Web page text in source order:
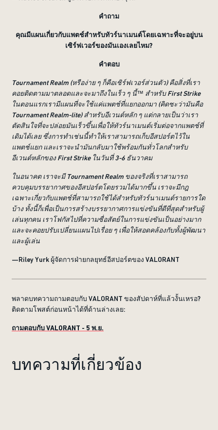
คำถาม
คุณมีแผนเกี่ยวกับแพตช์สำหรับทัวร์นาเมนต์โดยเฉพาะที่จะอยู่บน
เซิร์ฟเวอร์ของมันเองเลยไหม?
คำตอบ
Tournament Realm (หรือง่าย ๆ ก็คือเซิร์ฟเวอร์ส่วนตัว) คือสิ่งที่เรา
คอยติดตามมาตลอดและจะมาถึงในเร็ว ๆ นี้™ สำหรับ First Strike
ในตอนแรกเรามีแผนที่จะใช้แค่แพตช์ที่แยกออกมา (คิดซะว่ามันคือ
Tournament Realm-lite) สำหรับอีเวนต์หลัก ๆ แต่กลายเป็นว่าเรา
ตัดสินใจที่จะปล่อยมันเร็วขึ้นเพื่อให้ทัวร์นาเมนต์เริ่มต่อจากแพตช์ที่
เดิมได้เลย ซึ่งการทำเช่นนี้ทำให้เราสามารถเก็บอีสปอร์ตไว้ใน
แพตช์แยก และเราจะนำมันกลับมาใช้พร้อมกันทั่วโลกสำหรับ
อีเวนต์หลักของ First Strike ในวันที่ 3-6 ธันวาคม
ในอนาคต เราจะมี Tournament Realm ของจริงที่เราสามารถ
ควบคุมบรรยากาศของอีสปอร์ตโดยรวมได้มากขึ้น เราจะมีกฎ
เฉพาะเกี่ยวกับแพตช์ที่สามารถใช้ได้สำหรับทัวร์นาเมนต์รายการใด
บ้าง ทั้งนี้ก็เพื่อเป็นการสร้างบรรยากาศการแข่งขันที่ดีที่สุดสำหรับผู้
เล่นทุกคน เราโฟกัสไปที่ความซื่อสัตย์ในการแข่งขันเป็นอย่างมาก
และจะคอยปรับเปลี่ยนแผนไปเรื่อย ๆ เพื่อให้สอดคล้องกับทั้งผู้พัฒนา
และผู้เล่น
—Riley Yurk ผู้จัดการฝ่ายกลยุทธ์อีสปอร์ตของ VALORANT
พลาดบทความถามตอบกับ VALORANT ของสัปดาห์ที่แล้วงั้นเหรอ?
ติดตามโพสต์ก่อนหน้าได้ที่ด้านล่างเลย:
ถามตอบกับ VALORANT - 5 พ.ย.
บทความที่เกี่ยวข้อง